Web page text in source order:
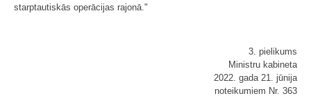
starptautiskās operācijas rajonā."
3. pielikums
Ministru kabineta
2022. gada 21. jūnija
noteikumiem Nr. 363